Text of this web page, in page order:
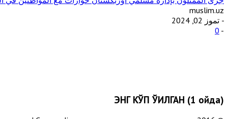
muslim.uz
- تموز 02, 2024
-
0
ЭНГ КЎП ЎҚИЛГАН (1 ойда)